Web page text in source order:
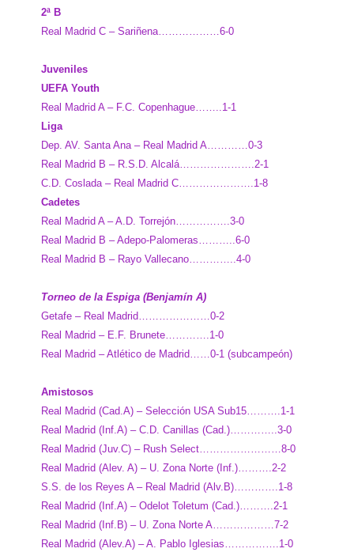
2ª B
Real Madrid C – Sariñena………………6-0
Juveniles
UEFA Youth
Real Madrid A – F.C. Copenhague……..1-1
Liga
Dep. AV. Santa Ana – Real Madrid A…………0-3
Real Madrid B – R.S.D. Alcalá………………….2-1
C.D. Coslada – Real Madrid C………………….1-8
Cadetes
Real Madrid A – A.D. Torrejón…………….3-0
Real Madrid B – Adepo-Palomeras………..6-0
Real Madrid B – Rayo Vallecano…………..4-0
Torneo de la Espiga (Benjamín A)
Getafe – Real Madrid…………………0-2
Real Madrid – E.F. Brunete………….1-0
Real Madrid – Atlético de Madrid……0-1 (subcampeón)
Amistosos
Real Madrid (Cad.A) – Selección USA Sub15……….1-1
Real Madrid (Inf.A) – C.D. Canillas (Cad.)…………..3-0
Real Madrid (Juv.C) – Rush Select……………………8-0
Real Madrid (Alev. A) – U. Zona Norte (Inf.)……….2-2
S.S. de los Reyes A – Real Madrid (Alv.B)………….1-8
Real Madrid (Inf.A) – Odelot Toletum (Cad.)……….2-1
Real Madrid (Inf.B) – U. Zona Norte A………………7-2
Real Madrid (Alev.A) – A. Pablo Iglesias…………….1-0